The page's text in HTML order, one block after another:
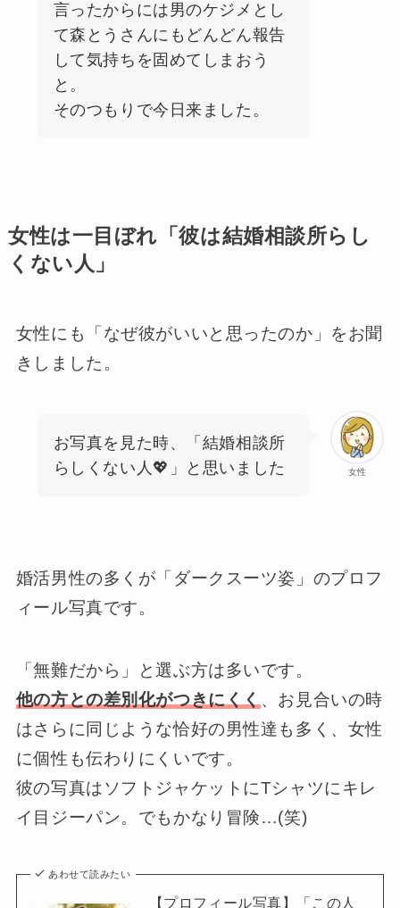
言ったからには男のケジメとし
て森とうさんにもどんどん報告
して気持ちを固めてしまおう
と。
そのつもりで今日来ました。
女性は一目ぼれ「彼は結婚相談所らし
くない人」
女性にも「なぜ彼がいいと思ったのか」をお聞
きしました。
女性
お写真を見た時、「結婚相談所
らしくない人💖」と思いました
婚活男性の多くが「ダークスーツ姿」のプロフ
ィール写真です。
「無難だから」と選ぶ方は多いです。
他の方との差別化がつきにくく 、お見合いの時
はさらに同じような恰好の男性達も多く、女性
に個性も伝わりにくいです。
彼の写真はソフトジャケットにTシャツにキレ
イ目ジーパン。でもかなり冒険…(笑)
あわせて読みたい
【プロフィール写真】「この人